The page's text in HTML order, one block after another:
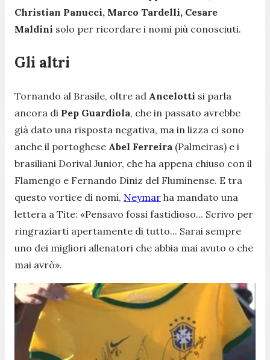
Christian Panucci, Marco Tardelli, Cesare
Maldini solo per ricordare i nomi più conosciuti.
Gli altri
Tornando al Brasile, oltre ad Ancelotti si parla
ancora di Pep Guardiola, che in passato avrebbe
già dato una risposta negativa, ma in lizza ci sono
anche il portoghese Abel Ferreira (Palmeiras) e i
brasiliani Dorival Junior, che ha appena chiuso con il
Flamengo e Fernando Diniz del Fluminense. E tra
questo vortice di nomi, Neymar ha mandato una
lettera a Tite: «Pensavo fossi fastidioso... Scrivo per
ringraziarti apertamente di tutto... Sarai sempre
uno dei migliori allenatori che abbia mai avuto o che
mai avrò».